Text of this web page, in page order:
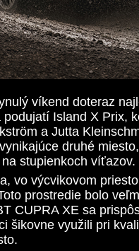
víkend doteraz
Island X Prix,
a Jutta
druhé
stupienkoch víťazov.
vo výcvikovom
prostredie bolo
CUPRA XE sa
šikovne využili pri